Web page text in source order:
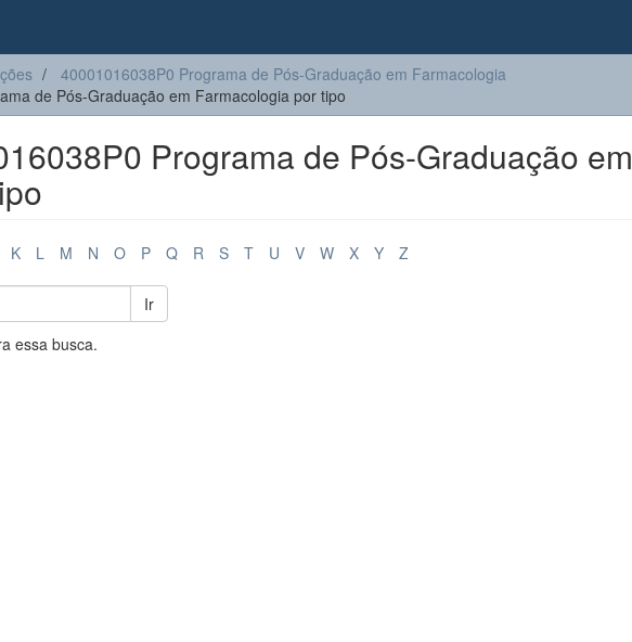
40001016038P0 Programa de Pós-Graduação em Farmacologia
de Pós-Graduação em Farmacologia por tipo
Programa de Pós-Graduação em
K L M N O P Q R S T U V W X Y Z
Ir
essa busca.